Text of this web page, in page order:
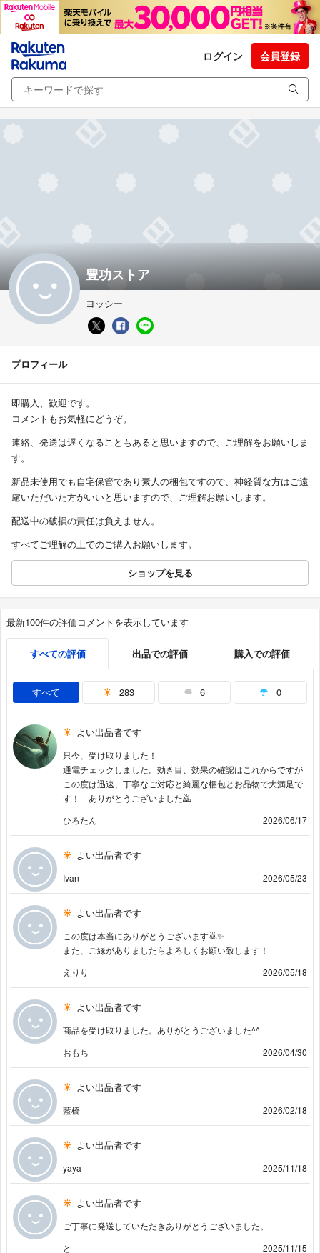
ログイン 会員登録
豊功ストア
ヨッシー
プロフィール
即購入、歓迎です。
コメントもお気軽にどうぞ。
連絡、発送は遅くなることもあると思いますので、ご理解をお願いしま
す。
新品未使用でも自宅保管であり素人の梱包ですので、神経質な方はご遠
慮いただいた方がいいと思いますので、ご理解お願いします。
配送中の破損の責任は負えません。
すべてご理解の上でのご購入お願いします。
ショップを見る
最新100件の評価コメントを表示しています
すべての評価 出品での評価 購入での評価
すべて 283 6 0
よい出品者です
只今、受け取りました！
通電チェックしました。効き目、効果の確認はこれからですが
この度は迅速、丁寧なご対応と綺麗な梱包とお品物で大満足で
す！ ありがとうございました🙇
ひろたん
2026/06/17
よい出品者です
Ivan 2026/05/23
よい出品者です
この度は本当にありがとうございます🙇✨️
また、ご縁がありましたらよろしくお願い致します！
えりり
2026/05/18
よい出品者です
商品を受け取りました。ありがとうございました^^
おもち
2026/04/30
よい出品者です
藍橋 2026/02/18
よい出品者です
yaya 2025/11/18
よい出品者です
ご丁寧に発送していただきありがとうございました。
と
2025/11/15